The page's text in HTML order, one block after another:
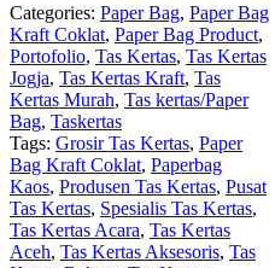
Categories: Paper Bag, Paper Bag
Kraft Coklat, Paper Bag Product,
Portofolio, Tas Kertas, Tas Kertas
Jogja, Tas Kertas Kraft, Tas
Kertas Murah, Tas kertas/Paper
Bag, Taskertas
Tags: Grosir Tas Kertas, Paper
Bag Kraft Coklat, Paperbag
Kaos, Produsen Tas Kertas, Pusat
Tas Kertas, Spesialis Tas Kertas,
Tas Kertas Acara, Tas Kertas
Aceh, Tas Kertas Aksesoris, Tas